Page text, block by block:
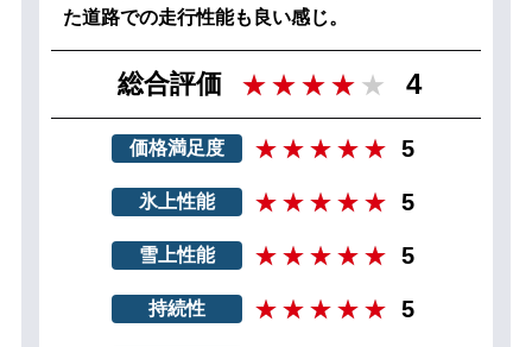
た道路での走行性能も良い感じ。
総合評価 4
価格満足度 5
氷上性能 5
雪上性能 5
持続性 5